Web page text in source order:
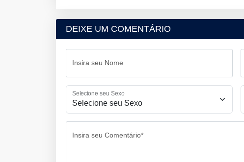
DEIXE UM COMENTÁRIO
Insira seu Nome
Selecione seu Sexo
Insira seu Comentário*